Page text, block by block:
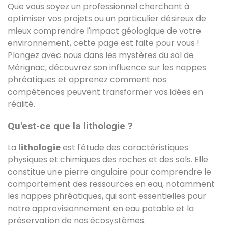
Que vous soyez un professionnel cherchant à
optimiser vos projets ou un particulier désireux de
mieux comprendre l'impact géologique de votre
environnement, cette page est faite pour vous !
Plongez avec nous dans les mystères du sol de
Mérignac, découvrez son influence sur les nappes
phréatiques et apprenez comment nos
compétences peuvent transformer vos idées en
réalité.
Qu'est-ce que la lithologie ?
La lithologieest l'étude des caractéristiques
physiques et chimiques des roches et des sols. Elle
constitue une pierre angulaire pour comprendre le
comportement des ressources en eau, notamment
les nappes phréatiques, qui sont essentielles pour
notre approvisionnement en eau potable et la
préservation de nos écosystèmes.